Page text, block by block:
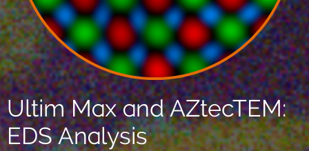
Ultim Max and AZtecTEM:
EDS Analysis